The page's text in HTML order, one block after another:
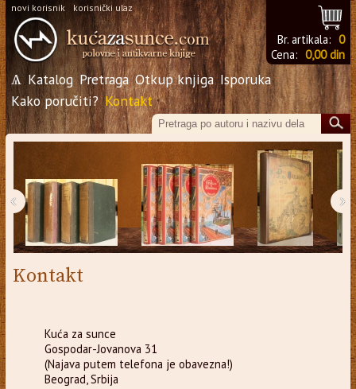
novi korisnik korisnički ulaz
Br. artikala: 0
Cena: 0,00 din
Ѧ Katalog Pretraga Otkup knjiga Isporuka
Kako poručiti? Kontakt
‹ ›
Kontakt
Kuća za sunce
Gospodar-Jovanova 31
(Najava putem telefona je obavezna!)
Beograd, Srbija